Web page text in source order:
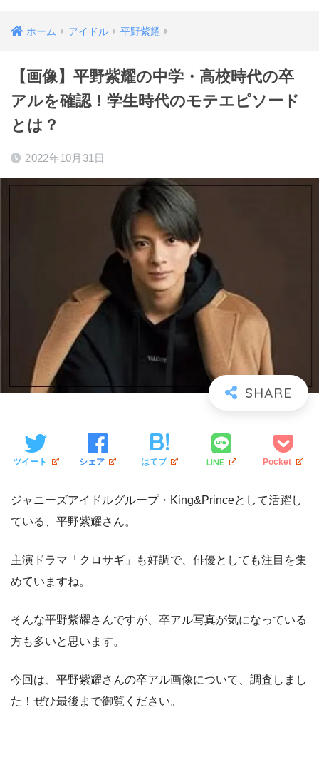
ホーム アイドル 平野紫耀
【画像】平野紫耀の中学・高校時代の卒
アルを確認！学生時代のモテエピソード
とは？
2022年10月31日
ツイート シェア はてブ LINE Pocket
ジャニーズアイドルグループ・King&Princeとして活躍し
ている、平野紫耀さん。
主演ドラマ「クロサギ」も好調で、俳優としても注目を集
めていますね。
そんな平野紫耀さんですが、卒アル写真が気になっている
方も多いと思います。
今回は、平野紫耀さんの卒アル画像について、調査しまし
た！ぜひ最後まで御覧ください。